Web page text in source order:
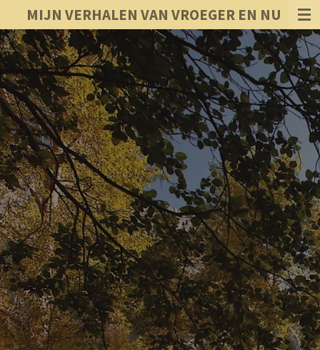
direct
naar
de
hoofdinhoud
MIJN VERHALEN VAN VROEGER EN NU